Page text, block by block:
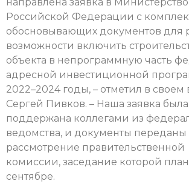
Российской Федерации с
обосновывающих документов для
возможности включить
объекта в непрограммную часть
адресной инвестиционной
2022–2024 годы, – отметил в
Сергей Пивков. – Наша заявка была
поддержана коллегами из
ведомства, и документы переданы
рассмотрение правительственной
комиссии, заседание которой
сентябре.